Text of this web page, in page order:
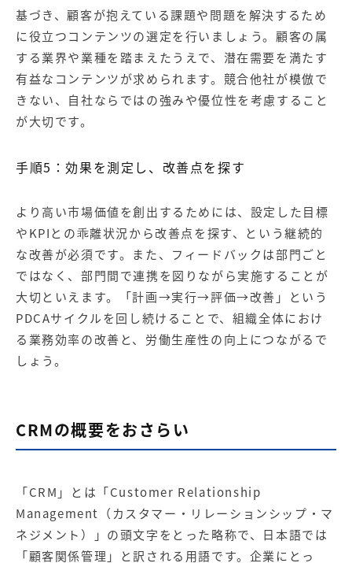
基づき、顧客が抱えている課題や問題を解決するため
に役立つコンテンツの選定を行いましょう。顧客の属
する業界や業種を踏まえたうえで、潜在需要を満たす
有益なコンテンツが求められます。競合他社が模倣で
きない、自社ならではの強みや優位性を考慮すること
が大切です。
手順5：効果を測定し、改善点を探す
より高い市場価値を創出するためには、設定した目標
やKPIとの乖離状況から改善点を探す、という継続的
な改善が必須です。また、フィードバックは部門ごと
ではなく、部門間で連携を図りながら実施することが
大切といえます。「計画→実行→評価→改善」という
PDCAサイクルを回し続けることで、組織全体におけ
る業務効率の改善と、労働生産性の向上につながるで
しょう。
CRMの概要をおさらい
「CRM」とは「Customer Relationship
Management（カスタマー・リレーションシップ・マ
ネジメント）」の頭文字をとった略称で、日本語では
「顧客関係管理」と訳される用語です。企業にとっ